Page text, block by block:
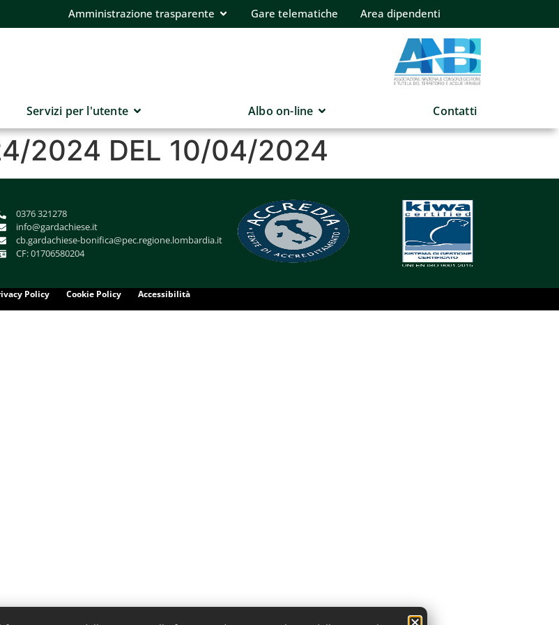
Amministrazione trasparente Gare telematiche Area dipendenti
Servizi per l'utente Albo on-line Contatti
2024 DEL 10/04/2024
0376 321278
info@gardachiese.it
cb.gardachiese-bonifica@pec.regione.lombardia.it
CF: 01706580204
Policy Cookie Policy Accessibilità